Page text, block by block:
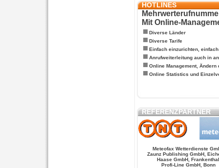
HOTLINES
Mit Online-
Diverse Länder
Diverse Tarife
Einfach einzurichten,
Anrufweiterleitung auch in
Online Management, Ändern
Online Statistics und
REFERENZPARTNER
Meteofax Wetterdienste
Zaunz Publishing GmbH,
Haase GmbH, Frankenthal
Profi-Line GmbH, Bonn